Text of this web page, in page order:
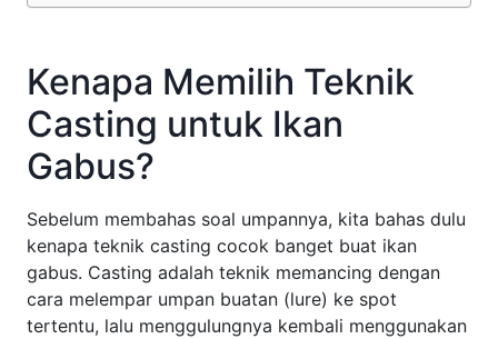
Kenapa Memilih Teknik
Casting untuk Ikan
Gabus?
Sebelum membahas soal umpannya, kita bahas dulu
kenapa teknik casting cocok banget buat ikan
gabus. Casting adalah teknik memancing dengan
cara melempar umpan buatan (lure) ke spot
tertentu, lalu menggulungnya kembali menggunakan